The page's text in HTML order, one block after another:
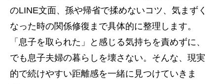
のLINE文面、孫や帰省で揉めないコツ、気まずく
なった時の関係修復まで具体的に整理します。
「息子を取られた」と感じる気持ちを責めずに、
でも息子夫婦の暮らしを壊さない。そんな、現実
的で続けやすい距離感を一緒に見つけていきま